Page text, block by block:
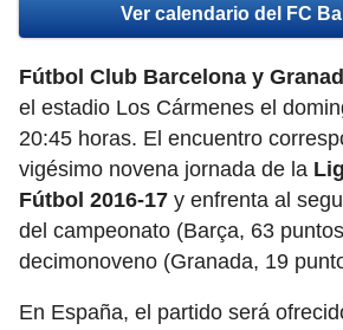
Ver calendario del FC
Fútbol Club Barcelona y
el estadio Los Cármenes el
20:45 horas. El encuentro
vigésimo novena jornada de la
Fútbol 2016-17 y enfrenta al
del campeonato (Barça, 63
decimonoveno (Granada, 19
En España, el partido será